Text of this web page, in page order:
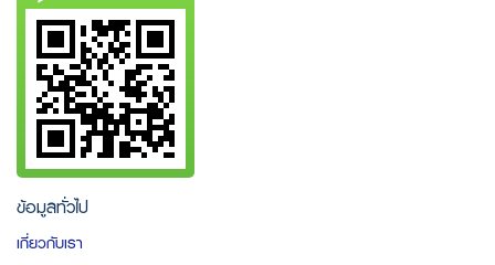
ข้อมูลทั่วไป
เกี่ยวกับเรา